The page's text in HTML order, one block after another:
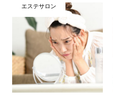
エステサロン